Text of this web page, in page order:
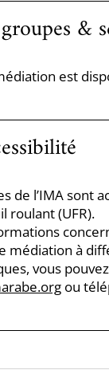
&
est
de l’IMA sont
roulant (UFR).
médiation à
vous
ou